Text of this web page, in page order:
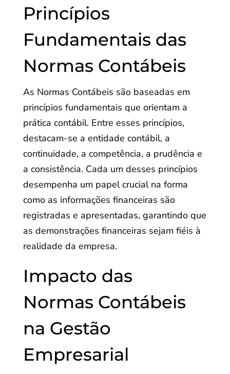
Princípios
Fundamentais das
Normas Contábeis
As Normas Contábeis são baseadas em
princípios fundamentais que orientam a
prática contábil. Entre esses princípios,
destacam-se a entidade contábil, a
continuidade, a competência, a prudência e
a consistência. Cada um desses princípios
desempenha um papel crucial na forma
como as informações financeiras são
registradas e apresentadas, garantindo que
as demonstrações financeiras sejam fiéis à
realidade da empresa.
Impacto das
Normas Contábeis
na Gestão
Empresarial